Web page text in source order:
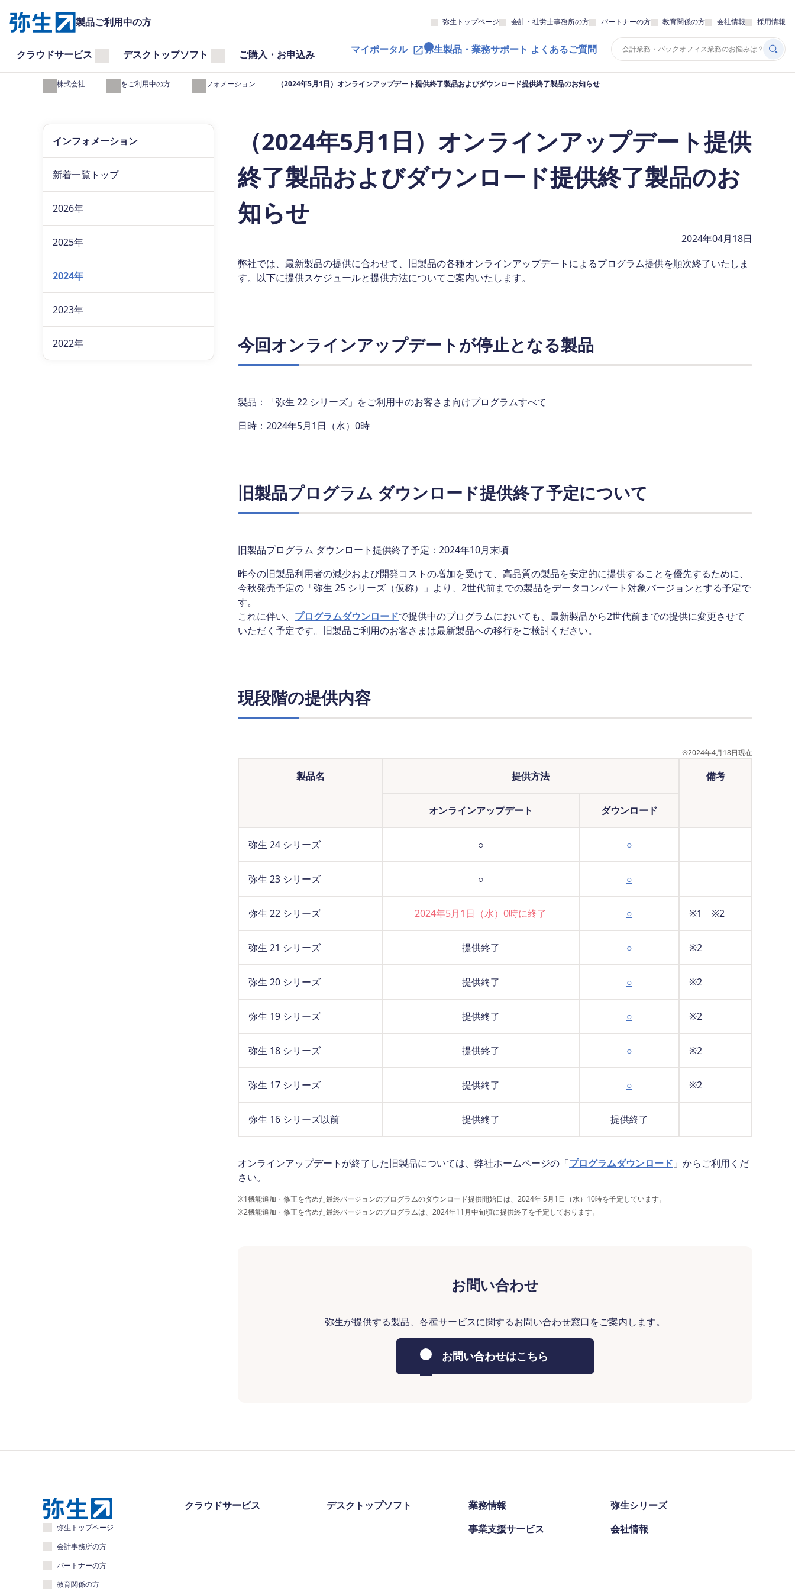
製品ご利用中の方 弥生トップページ 会計・社労士事務所の方 パートナーの方 教育関係の方 会社情報 採用情報
クラウドサービス デスクトップソフト ご購入・お申込み マイポータル 弥生製品・業務サポート よくあるご質問
弥生株式会社 製品をご利用中の方 インフォメーション （2024年5月1日）オンラインアップデート提供終了製品およびダウンロード提供終了製品のお知らせ
（2024年5月1日）オンラインアップデート提供
終了製品およびダウンロード提供終了製品のお
知らせ
2024年04月18日
弊社では、最新製品の提供に合わせて、旧製品の各種オンラインアップデートによるプログラム提供を順次終了いたしま
す。以下に提供スケジュールと提供方法についてご案内いたします。
今回オンラインアップデートが停止となる製品
製品：「弥生 22 シリーズ」をご利用中のお客さま向けプログラムすべて
日時：2024年5月1日（水）0時
旧製品プログラム ダウンロード提供終了予定について
旧製品プログラム ダウンロート提供終了予定：2024年10月末頃
昨今の旧製品利用者の減少および開発コストの増加を受けて、高品質の製品を安定的に提供することを優先するために、
今秋発売予定の「弥生 25 シリーズ（仮称）」より、2世代前までの製品をデータコンバート対象バージョンとする予定で
す。
これに伴い、 プログラムダウンロードで提供中のプログラムにおいても、最新製品から2世代前までの提供に変更させて
いただく予定です。旧製品ご利用のお客さまは最新製品への移行をご検討ください。
現段階の提供内容
※2024年4月18日現在
製品名 提供方法 備考
オンラインアップデート ダウンロード
弥生 24 シリーズ ○ ○
弥生 23 シリーズ ○ ○
弥生 22 シリーズ 2024年5月1日（水）0時に終了 ○ ※1 ※2
弥生 21 シリーズ 提供終了 ○ ※2
弥生 20 シリーズ 提供終了 ○ ※2
弥生 19 シリーズ 提供終了 ○ ※2
弥生 18 シリーズ 提供終了 ○ ※2
弥生 17 シリーズ 提供終了 ○ ※2
弥生 16 シリーズ以前 提供終了 提供終了
オンラインアップデートが終了した旧製品については、弊社ホームページの「プログラムダウンロード 」からご利用くだ
さい。
※1機能追加・修正を含めた最終バージョンのプログラムのダウンロード提供開始日は、2024年 5月1日（水）10時を予定しています。
※2機能追加・修正を含めた最終バージョンのプログラムは、2024年11月中旬頃に提供終了を予定しております。
お問い合わせ
弥生が提供する製品、各種サービスに関するお問い合わせ窓口をご案内します。
お問い合わせはこちら
インフォメーション
新着一覧トップ
2026年
2025年
2024年
2023年
2022年
弥生トップページ
会計事務所の方
パートナーの方
教育関係の方
クラウドサービス デスクトップソフト
業務情報
事業支援サービス
弥生シリーズ
会社情報